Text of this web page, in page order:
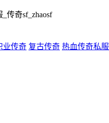
传奇sf_zhaosf
业传奇 复古传奇 热血传奇私服